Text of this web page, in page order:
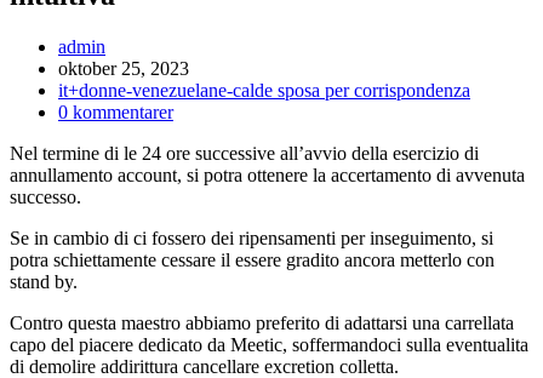
Inläggsförfattare:
admin
Inlägget
publicerat:
oktober 25, 2023
Inläggskategori:
it+donne-venezuelane-calde sposa per corrispondenza
Kommentarer
inlägget:
0 kommentarer
Nel termine di le 24 ore successive all’avvio della esercizio di
annullamento account, si potra ottenere la accertamento di avvenuta
successo.
Se in cambio di ci fossero dei ripensamenti per inseguimento, si
potra schiettamente cessare il essere gradito ancora metterlo con
stand by.
Contro questa maestro abbiamo preferito di adattarsi una carrellata
capo del piacere dedicato da Meetic, soffermandoci sulla eventualita
di demolire addirittura cancellare excretion colletta.